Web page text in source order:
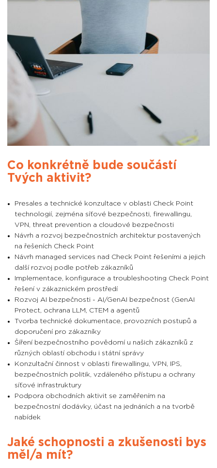
Co konkrétně bude součástí
Tvých aktivit?
Presales a technické konzultace v oblasti Check Point
technologií, zejména síťové bezpečnosti, firewallingu,
VPN, threat prevention a cloudové bezpečnosti
Návrh a rozvoj bezpečnostních architektur postavených
na řešeních Check Point
Návrh managed services nad Check Point řešeními a jejich
další rozvoj podle potřeb zákazníků
Implementace, konfigurace a troubleshooting Check Point
řešení v zákaznickém prostředí
Rozvoj AI bezpečnosti - AI/GenAI bezpečnost (GenAI
Protect, ochrana LLM, CTEM a agentů
Tvorba technické dokumentace, provozních postupů a
doporučení pro zákazníky
Šíření bezpečnostního povědomí u našich zákazníků z
různých oblastí obchodu i státní správy
Konzultační činnost v oblasti firewallingu, VPN, IPS,
bezpečnostních politik, vzdáleného přístupu a ochrany
síťové infrastruktury
Podpora obchodních aktivit se zaměřením na
bezpečnostní dodávky, účast na jednáních a na tvorbě
nabídek
Jaké schopnosti a zkušenosti bys
měl/a mít?